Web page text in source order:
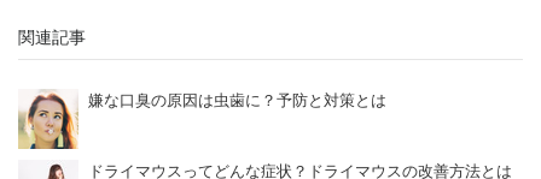
関連記事
嫌な口臭の原因は虫歯に？予防と対策とは
ドライマウスってどんな症状？ドライマウスの改善方法とは